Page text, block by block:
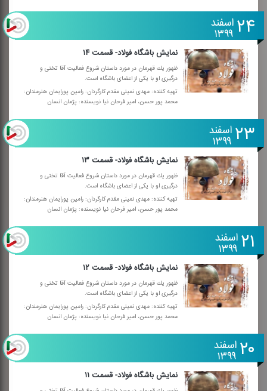
۲۴اسفند
۱۳۹۹
نمایش باشگاه فولاد- قسمت ۱۴
ظهور یك قهرمان در مورد داستان شروع فعالیت آقا تختی و
درگیری او با یكی از اعضای باشگاه است.
تهیه كننده: مهدی نمینی مقدم كارگردان: رامین پورایمان هنرمندان:
محمد پور حسن، امیر فرحان نیا نویسنده: پژمان انسان
۲۳اسفند
۱۳۹۹
نمایش باشگاه فولاد- قسمت ۱۳
ظهور یك قهرمان در مورد داستان شروع فعالیت آقا تختی و
درگیری او با یكی از اعضای باشگاه است.
تهیه كننده: مهدی نمینی مقدم كارگردان: رامین پورایمان هنرمندان:
محمد پور حسن، امیر فرحان نیا نویسنده: پژمان انسان
۲۱اسفند
۱۳۹۹
نمایش باشگاه فولاد- قسمت ۱۲
ظهور یك قهرمان در مورد داستان شروع فعالیت آقا تختی و
درگیری او با یكی از اعضای باشگاه است.
تهیه كننده: مهدی نمینی مقدم كارگردان: رامین پورایمان هنرمندان:
محمد پور حسن، امیر فرحان نیا نویسنده: پژمان انسان
۲۰اسفند
۱۳۹۹
نمایش باشگاه فولاد- قسمت ۱۱